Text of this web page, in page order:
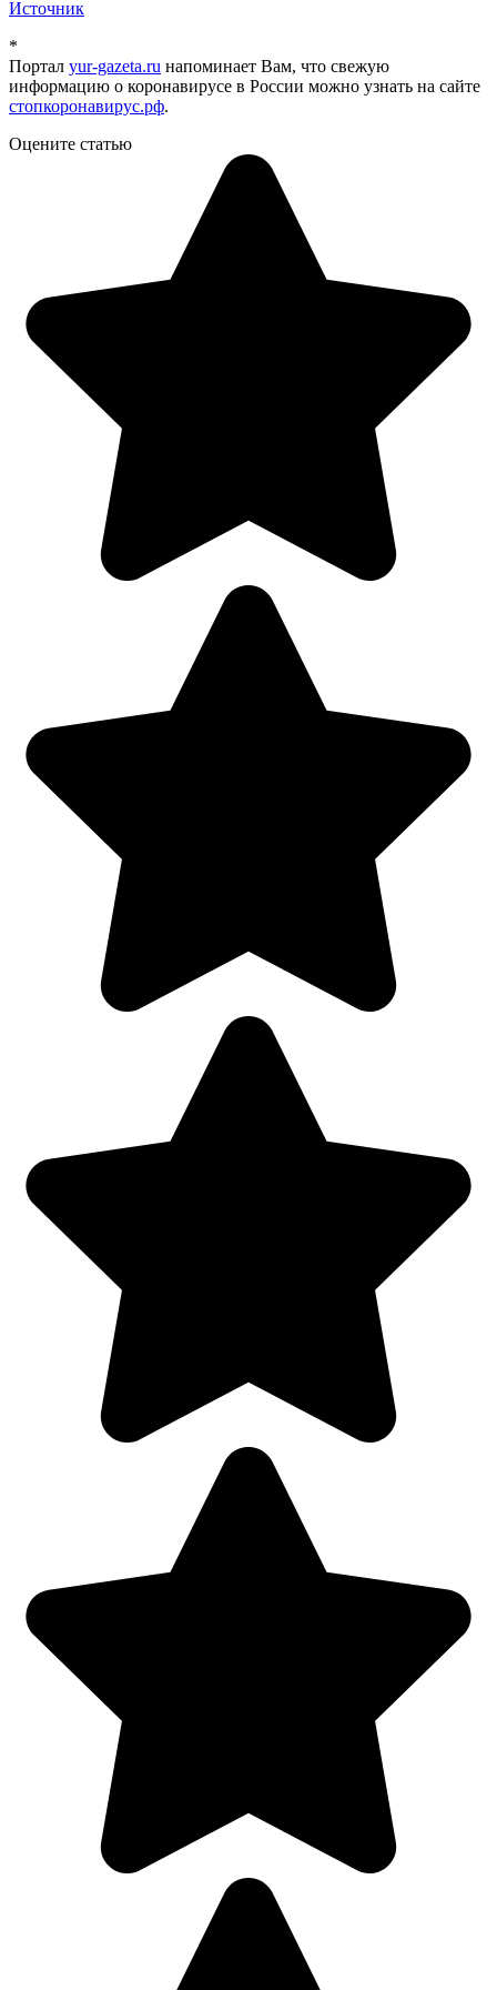
Источник
*
Портал yur-gazeta.ru напоминает Вам, что свежую
информацию о коронавирусе в России можно узнать на сайте
стопкоронавирус.рф.
Оцените статью